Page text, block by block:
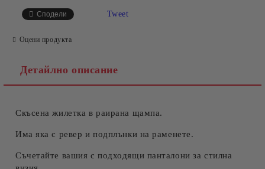
Сподели Tweet
Оцени продукта
Детайлно описание
Скъсена жилетка в раирана щампа.
Има яка с ревер и подплънки на раменете.
Съчетайте вашия с подходящи панталони за стилна